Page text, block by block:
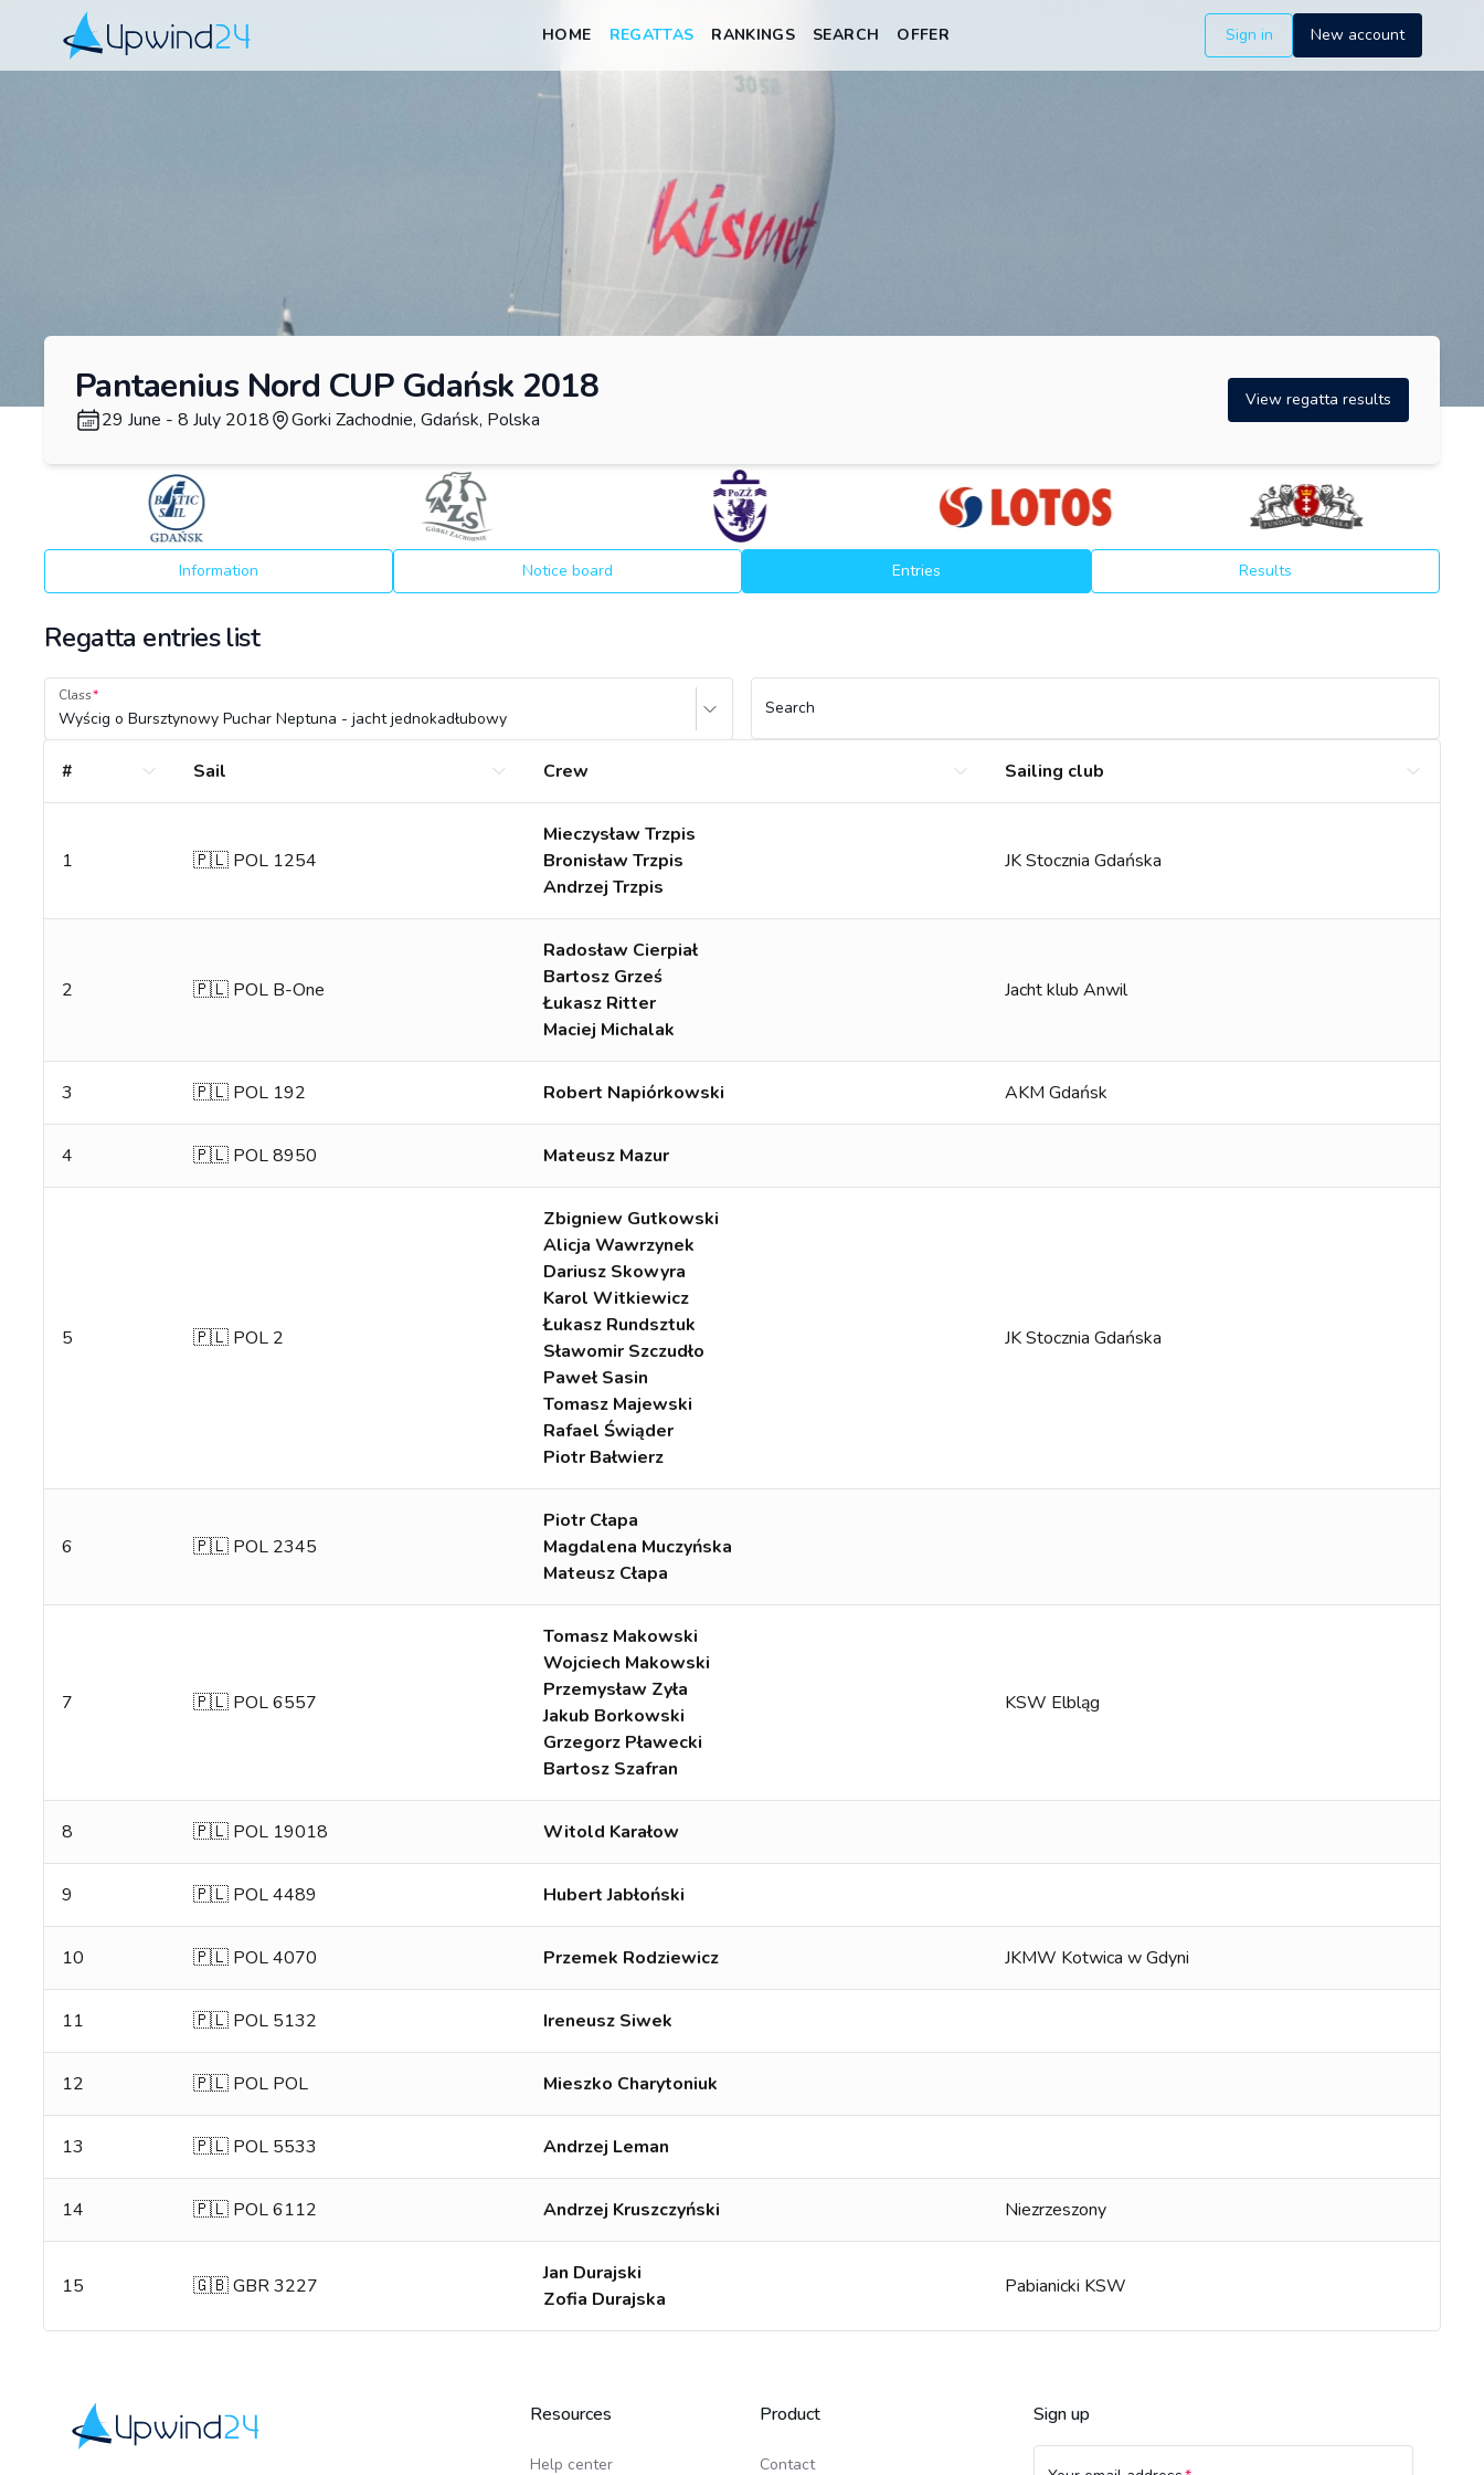
Upwind24
HOME REGATTAS RANKINGS SEARCH OFFER Sign in New account
Pantaenius Nord CUP Gdańsk 2018
29 June - 8 July 2018 Gorki Zachodnie, Gdańsk, Polska
View regatta results
Information Notice board Entries Results
Regatta entries list
Class
Wyścig o Bursztynowy Puchar Neptuna - jacht jednokadłubowy
Search
# Sail Crew Sailing club
1 🇵🇱 POL 1254
Mieczysław Trzpis
Bronisław Trzpis
Andrzej Trzpis
JK Stocznia Gdańska
2 🇵🇱 POL B-One
Radosław Cierpiał
Bartosz Grześ
Łukasz Ritter
Maciej Michalak
Jacht klub Anwil
3 🇵🇱 POL 192 Robert Napiórkowski AKM Gdańsk
4 🇵🇱 POL 8950 Mateusz Mazur
5 🇵🇱 POL 2
Zbigniew Gutkowski
Alicja Wawrzynek
Dariusz Skowyra
Karol Witkiewicz
Łukasz Rundsztuk
Sławomir Szczudło
Paweł Sasin
Tomasz Majewski
Rafael Świąder
Piotr Bałwierz
JK Stocznia Gdańska
6 🇵🇱 POL 2345
Piotr Cłapa
Magdalena Muczyńska
Mateusz Cłapa
7 🇵🇱 POL 6557
Tomasz Makowski
Wojciech Makowski
Przemysław Zyła
Jakub Borkowski
Grzegorz Pławecki
Bartosz Szafran
KSW Elbląg
8 🇵🇱 POL 19018 Witold Karałow
9 🇵🇱 POL 4489 Hubert Jabłoński
10 🇵🇱 POL 4070 Przemek Rodziewicz JKMW Kotwica w Gdyni
11 🇵🇱 POL 5132 Ireneusz Siwek
12 🇵🇱 POL POL Mieszko Charytoniuk
13 🇵🇱 POL 5533 Andrzej Leman
14 🇵🇱 POL 6112 Andrzej Kruszczyński Niezrzeszony
15 🇬🇧 GBR 3227
Jan Durajski
Zofia Durajska
Pabianicki KSW
Resources
Help center
Product
Contact
Sign up